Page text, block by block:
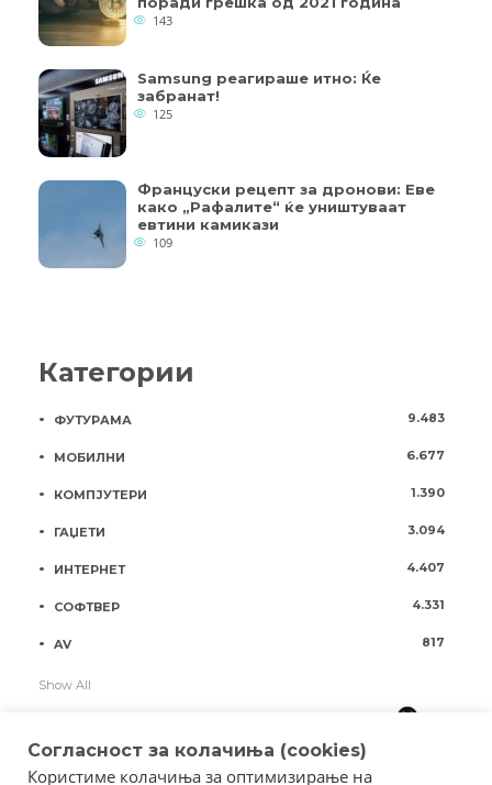
143
Samsung реагираше итно: Ќе
забранат!
125
Француски рецепт за дронови: Еве
како „Рафалите“ ќе уништуваат
евтини камикази
109
Категории
ФУТУРАМА 9.483
МОБИЛНИ 6.677
КОМПЈУТЕРИ 1.390
ГАЏЕТИ 3.094
ИНТЕРНЕТ 4.407
СОФТВЕР 4.331
AV 817
Show All
Согласност за колачиња (cookies)
Користиме колачиња за оптимизирање на